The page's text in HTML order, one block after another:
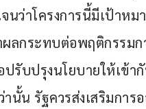
นว่าโครงการนี้มีเป้าห
ลกระทบต่อพฤติกรรม
ปรับปรุงนโยบายให้เข้
านั้น รัฐควรส่งเสริมก